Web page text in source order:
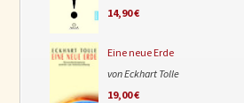
14,90 €
Eine neue Erde
von Eckhart Tolle
19,00 €